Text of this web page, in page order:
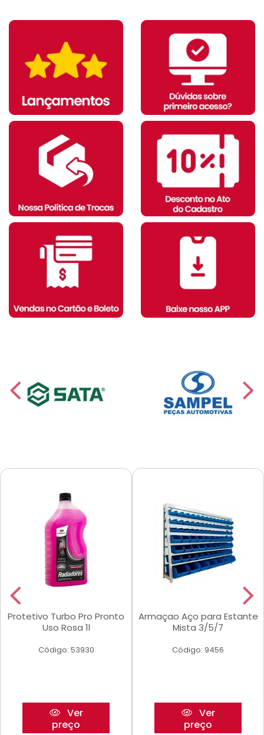
Protetivo Turbo Pro Pronto
Uso Rosa 1l
Código: 53930
Ver
preço
Armaçao Aço para Estante
Mista 3/5/7
Código: 9456
Ver
preço